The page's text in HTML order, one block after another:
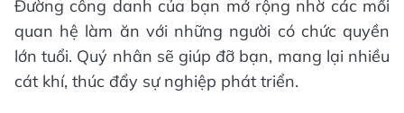
Đường công danh của bạn mở rộng nhờ các mối
quan hệ làm ăn với những người có chức quyền
lớn tuổi. Quý nhân sẽ giúp đỡ bạn, mang lại nhiều
cát khí, thúc đẩy sự nghiệp phát triển.